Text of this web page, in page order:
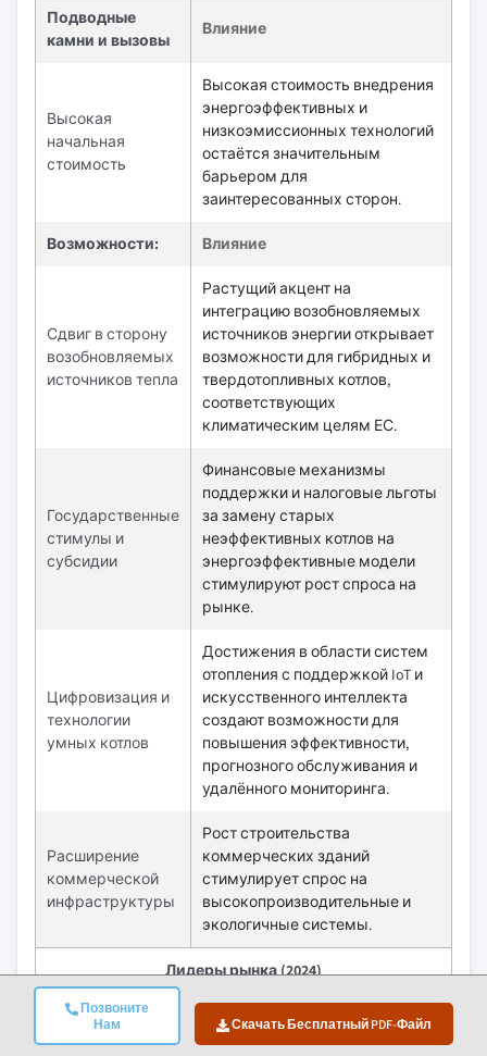
Позвоните
Нам
Скачать Бесплатный PDF-Файл
Подводные
камни и вызовы
Влияние
Высокая
начальная
стоимость
Высокая стоимость внедрения
энергоэффективных и
низкоэмиссионных технологий
остаётся значительным
барьером для
заинтересованных сторон.
Возможности: Влияние
Сдвиг в сторону
возобновляемых
источников тепла
Растущий акцент на
интеграцию возобновляемых
источников энергии открывает
возможности для гибридных и
твердотопливных котлов,
соответствующих
климатическим целям ЕС.
Государственные
стимулы и
субсидии
Финансовые механизмы
поддержки и налоговые льготы
за замену старых
неэффективных котлов на
энергоэффективные модели
стимулируют рост спроса на
рынке.
Цифровизация и
технологии
умных котлов
Достижения в области систем
отопления с поддержкой IoT и
искусственного интеллекта
создают возможности для
повышения эффективности,
прогнозного обслуживания и
удалённого мониторинга.
Расширение
коммерческой
инфраструктуры
Рост строительства
коммерческих зданий
стимулирует спрос на
высокопроизводительные и
экологичные системы.
Лидеры рынка (2024)
Ведущие игроки
рынка
Группа BDR Thermea
8,5% доля рынка